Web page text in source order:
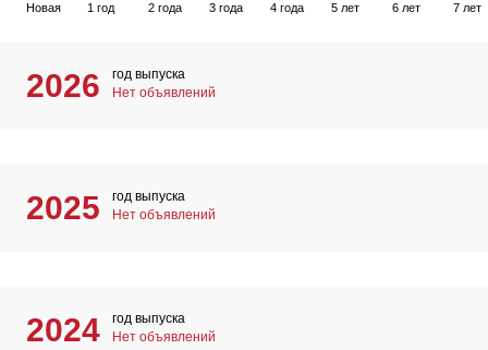
Новая 1 год 2 года 3 года 4 года 5 лет 6 лет 7 лет
2026
год выпуска
Нет объявлений
2025
год выпуска
Нет объявлений
2024
год выпуска
Нет объявлений